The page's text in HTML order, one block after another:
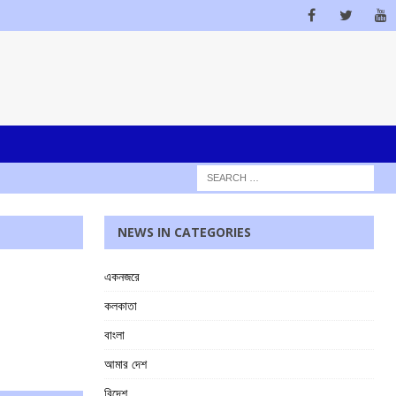
NEWS IN CATEGORIES
একনজরে
কলকাতা
বাংলা
আমার দেশ